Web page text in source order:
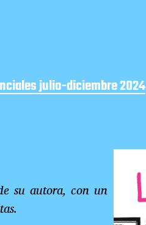
julio-diciembre 2024
su autora, con un